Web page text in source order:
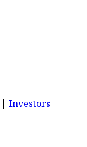
Investors